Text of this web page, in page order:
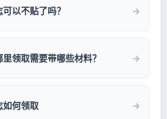
以不贴了吗？
领取需要带哪些材料？
如何领取